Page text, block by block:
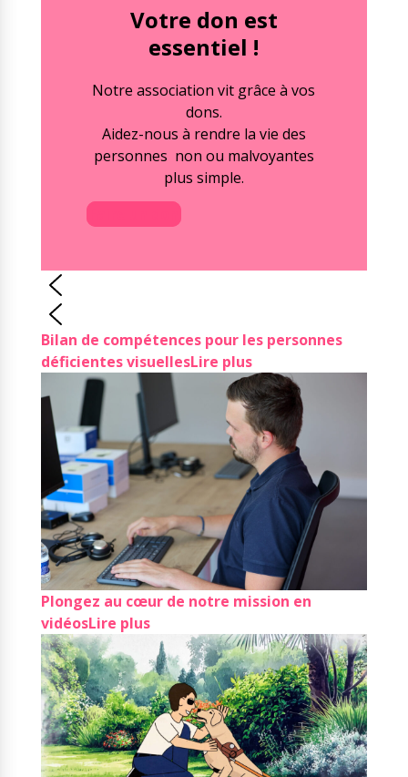
Votre don est
essentiel !
Notre association vit grâce à vos
dons.
Aidez-nous à rendre la vie des
personnes non ou malvoyantes
plus simple.
Bilan de compétences pour les personnes
déficientes visuellesLire plus
Plongez au cœur de notre mission en
vidéosLire plus